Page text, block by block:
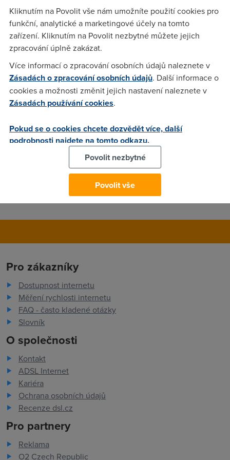
nastavení(zadání hesla ap.)se nedostanu.Bílý obraz. Přes
kámošův noťas se normálně připojím , uložím heslo a jedu.
Když pak přehodím Ethernet na zníněná XP Home a zadám
např. www.idnes.cz nebo seznam , tak normálně funguju.
Dík za připomínky.
Honza(30.12.2004 15:32:46)
zaplaty a nejnovejsi verzi IE. Internet ti jinak funguje
predpokladam?
(30.12.2004 23:28:17)
Porid si XP pro, Home sou totalne na nic.
Pro zákazníky
Dostupnost internetu
Měření rychlosti internetu
FAQ - často kladené otázky
Slovník
O společnosti
Kontakt
ADSL Internet
Kariéra
Ochrana osobních údajů
Recenze dsl.cz
Pro partnery
Reklama
O2 Czech Republic
Kliknutím na Povolit vše nám umožníte použití cookies pro
funkční, analytické a marketingové účely na tomto
zařízení. Kliknutím na Povolit nezbytné můžete jejich
zpracování úplně zakázat.
Více informací o zpracování osobních údajů naleznete v
Zásadách o zpracování osobních údajů. Další informace o
cookies a možnosti změnit jejich nastavení naleznete v
Zásadách používání cookies.
Pokud se o cookies chcete dozvědět více, další
podrobnosti najdete na tomto odkazu.
Povolit nezbytné
Povolit vše